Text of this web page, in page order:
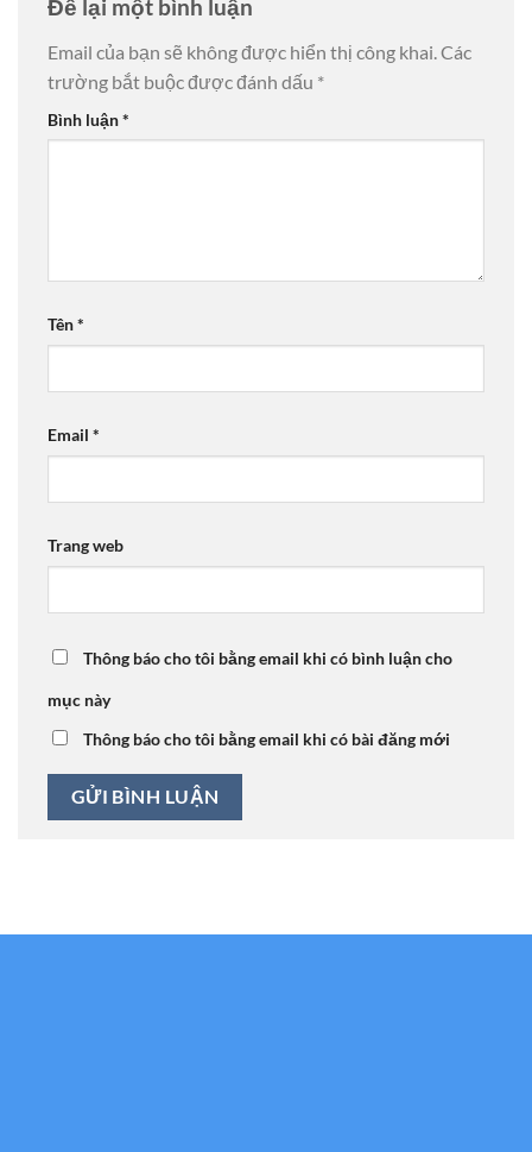
Để lại một bình luận
Email của bạn sẽ không được hiển thị công khai. Các
trường bắt buộc được đánh dấu *
Bình luận*
Tên*
Email *
Trang web
Thông báo cho tôi bằng email khi có bình luận cho
mục này
Thông báo cho tôi bằng email khi có bài đăng mới